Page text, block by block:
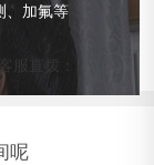
、加氟等
服直拨：
呢